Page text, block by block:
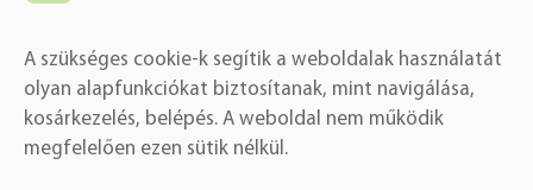
A szükséges cookie-k segítik a weboldalak használatát
olyan alapfunkciókat biztosítanak, mint navigálása,
kosárkezelés, belépés. A weboldal nem működik
megfelelően ezen sütik nélkül.